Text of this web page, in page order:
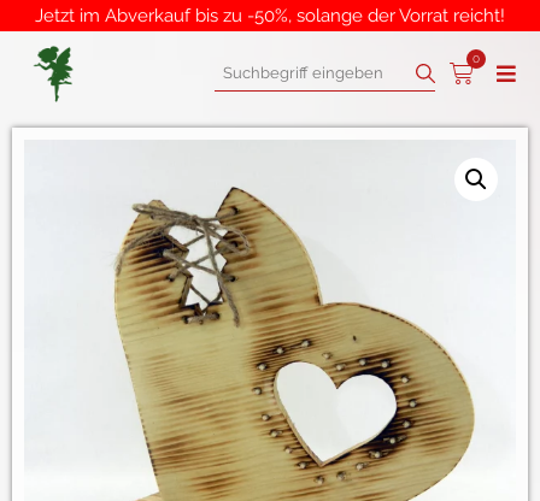
Jetzt im Abverkauf bis zu -50%, solange der Vorrat reicht!
0